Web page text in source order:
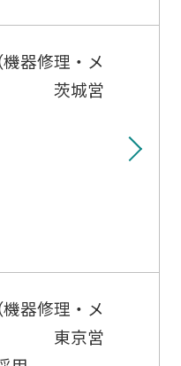
器修理・メ
茨城営
器修理・メ
東京営